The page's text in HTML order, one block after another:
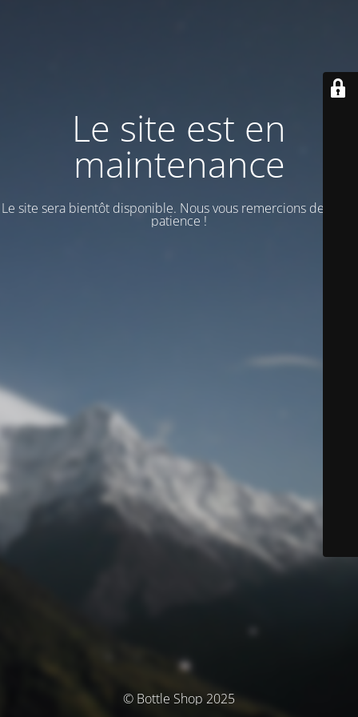
Le site est en
maintenance
Le site sera bientôt disponible. Nous vous remercions de votre
patience !
© Bottle Shop 2025